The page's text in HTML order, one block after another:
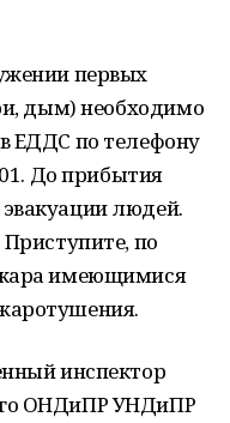
первых
дым) необходимо
ЕДДС по телефону
До прибытия
людей.
по
имеющимися
инспектор
ОНДиПР УНДиПР